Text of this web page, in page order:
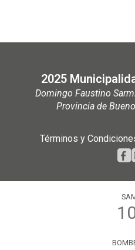
2025
Domingo Faustino
Provincia de
Términos y